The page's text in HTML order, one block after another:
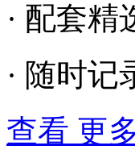
· 配套精
· 随时记
查看 更